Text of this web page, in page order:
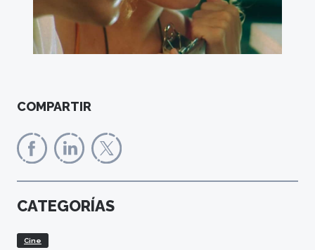
COMPARTIR
CATEGORÍAS
Cine